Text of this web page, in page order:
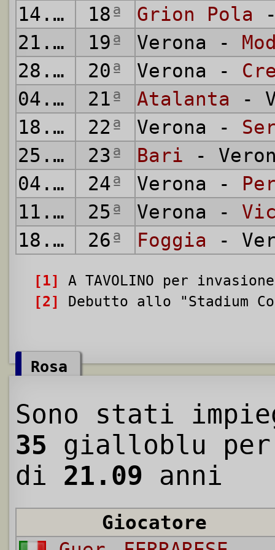
14.01.
1934
18ª Grion Pola
21.01.
1934
19ª Verona -
28.01.
1934
20ª Verona -
04.02.
1934
21ª Atalanta -
18.02.
1934
22ª Verona -
25.02.
1934
23ª Bari -
04.03.
1934
24ª Verona -
11.03.
1934
25ª Verona -
18.03.
1934
26ª Foggia -
[1]
A TAVOLINO per
[2]
Debutto allo "Stadium
Rosa
Sono stati
35 gialloblu per
di 21.09 anni
Giocatore